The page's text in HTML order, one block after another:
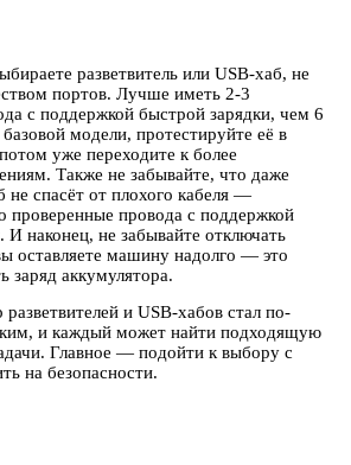
разветвитель или USB-хаб, не
портов. Лучше иметь 2-3
с поддержкой быстрой зарядки, чем 6
модели, протестируйте её в
уже переходите к более
Также не забывайте, что даже
не спасёт от плохого кабеля —
проверенные провода с поддержкой
наконец, не забывайте отключать
оставляете машину надолго — это
заряд аккумулятора.
и USB-хабов стал по-
и каждый может найти подходящую
Главное — подойти к выбору с
на безопасности.